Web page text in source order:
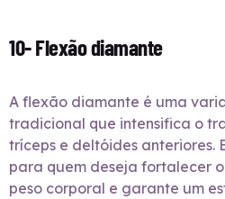
10- Flexão diamante
A flexão diamante é uma
tradicional que intensifica o
tríceps e deltóides anteriores.
para quem deseja fortalecer
peso corporal e garante um